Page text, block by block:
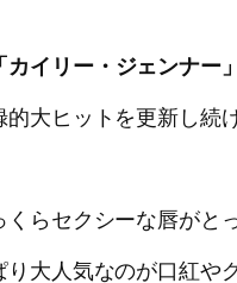
カイリー・ジェンナー」
大ヒットを更新し続
らセクシーな唇がと
大人気なのが口紅や